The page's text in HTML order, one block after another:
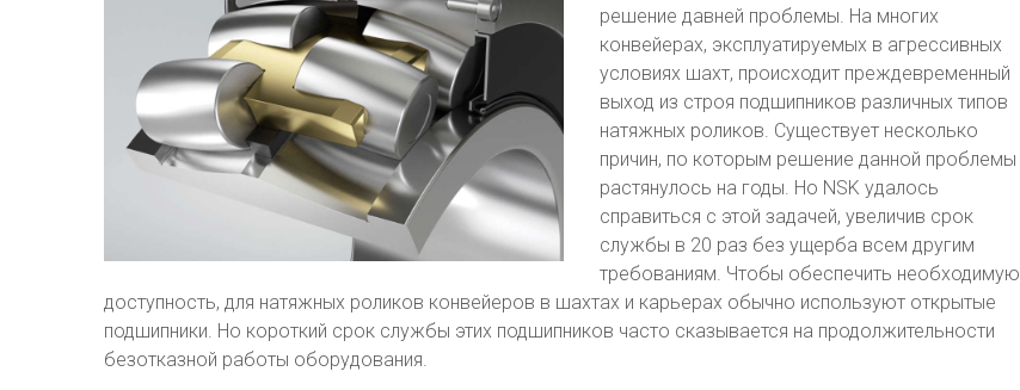
решение давней проблемы. На многих
конвейерах, эксплуатируемых в агрессивных
условиях шахт, происходит преждевременный
выход из строя подшипников различных типов
натяжных роликов. Существует несколько
причин, по которым решение данной проблемы
растянулось на годы. Но NSK удалось
справиться с этой задачей, увеличив срок
службы в 20 раз без ущерба всем другим
требованиям. Чтобы обеспечить необходимую
доступность, для натяжных роликов конвейеров в шахтах и карьерах обычно используют открытые
подшипники. Но короткий срок службы этих подшипников часто сказывается на продолжительности
безотказной работы оборудования.